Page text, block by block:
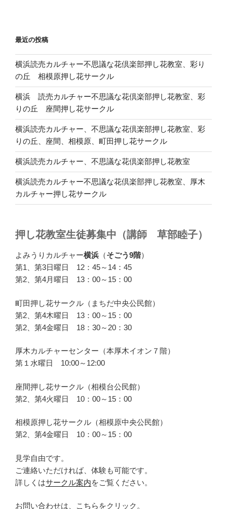
最近の投稿
横浜読売カルチャー不思議な花倶楽部押し花教室、彩り
の丘 相模原押し花サークル
横浜 読売カルチャー不思議な花倶楽部押し花教室、彩
りの丘 座間押し花サークル
横浜読売カルチャー、不思議な花倶楽部押し花教室、彩
りの丘、座間、相模原、町田押し花サークル
横浜読売カルチャー、不思議な花倶楽部押し花教室
横浜読売カルチャー不思議な花倶楽部押し花教室、厚木
カルチャー押し花サークル
押し花教室生徒募集中（講師 草部睦子）
よみうりカルチャー横浜 （そごう9階）
第1、第3日曜日 12：45～14：45
第2、第4月曜日 13：00～15：00
町田押し花サークル（まちだ中央公民館）
第2、第4木曜日 13：00～15：00
第2、第4金曜日 18：30～20：30
厚木カルチャーセンター（本厚木イオン７階）
第１水曜日 10:00～12:00
座間押し花サークル（相模台公民館）
第2、第4火曜日 10：00～15：00
相模原押し花サークル（相模原中央公民館）
第2、第4金曜日 10：00～15：00
見学自由です。
ご連絡いただければ、体験も可能です。
詳しくはサークル案内をご覧ください。
お問い合わせは、 こちら をクリック。